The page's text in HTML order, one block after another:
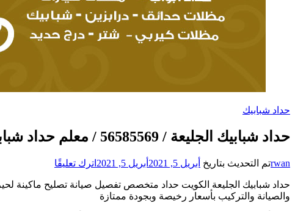
حداد شبابيك
حداد شبابيك الجليعة / 56585569 / معلم حداد شبابيك أبواب درابزين درج مظلات
rwanتم التحديث بتاريخ أبريل 5, 2021 أبريل 5, 2021 اترك تعليقًا
شبابيك
حداد شبابيك الجليعة الكويت حداد متخصص تفصيل صيانة تصليح ماكينة
والصيانة والتركيب بأسعار رخيصة وبجودة ممتازة